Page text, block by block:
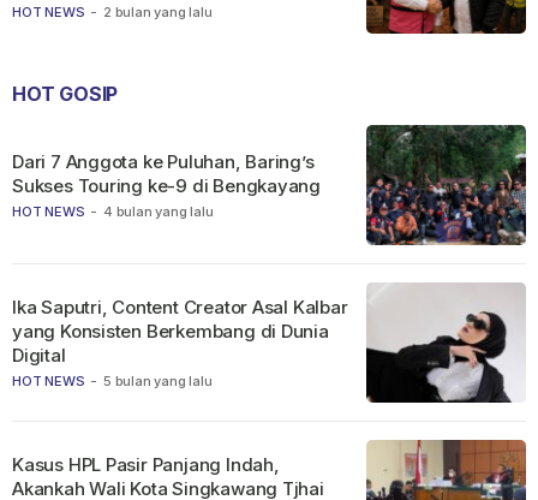
HOT NEWS - 2 bulan yang lalu
HOT GOSIP
HOT NEWS - 4 bulan yang lalu
Dari 7 Anggota ke Puluhan, Baring’s
Sukses Touring ke-9 di Bengkayang
HOT NEWS - 5 bulan yang lalu
Ika Saputri, Content Creator Asal Kalbar
yang Konsisten Berkembang di Dunia
Digital
Kasus HPL Pasir Panjang Indah,
Akankah Wali Kota Singkawang Tjhai